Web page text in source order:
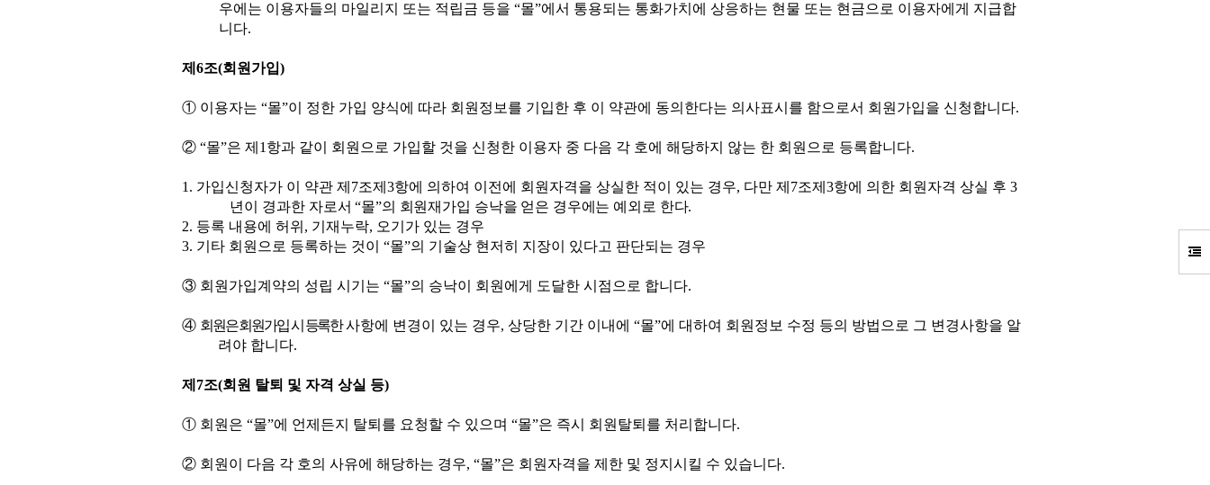
우에는 이용자들의 마일리지 또는 적립금 등을 “몰”에서 통용되는 통화가치에 상응하는 현물 또는 현금으로 이용자에게 지급합
니다.
제 6조(회원가입)
① 이용자는 “몰”이 정한 가입 양식에 따라 회원정보를 기입한 후 이 약관에 동의한다는 의사표시를 함으로서 회원가입을 신청합니다.
② “몰”은 제 1 항과 같이 회원으로 가입할 것을 신청한 이용자 중 다음 각 호에 해당하지 않는 한 회원으로 등록합니다.
1. 가입신청자가 이 약관 제 7조제 3항에 의하여 이전에 회원자격을 상실한 적이 있는 경우, 다만 제 7조제 3항에 의한 회원자격 상실 후 3
년이 경과한 자로서“몰”의 회원재가입 승낙을 얻은 경우에는 예외로 한다.
2. 등록 내용에 허위 , 기재누락, 오기가 있는 경우
3. 기타 회원으로 등록하는 것이 “몰”의 기술상 현저히 지장이 있다고 판단되는 경우
③ 회원가입계약의 성립 시기는 “몰”의 승낙이 회원에게 도달한 시점으로 합니다.
④ 회원은 회원가입 시 등록한 사항에 변경이 있는 경우,상당한 기간 이내에“몰”에 대하여 회원정보 수정 등의 방법으로 그 변경사항을 알
려야 합니다.
제 7조(회원 탈퇴 및 자격 상실 등)
① 회원은 “몰”에 언제든지 탈퇴를 요청할 수 있으며 “몰”은 즉시 회원탈퇴를 처리합니다.
② 회원이 다음 각 호의 사유에 해당하는 경우, “몰”은 회원자격을 제한 및 정지시킬 수 있습니다.